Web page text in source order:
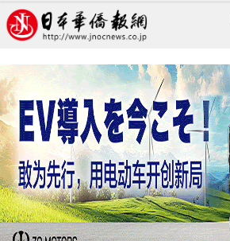
二十大报告明晰深化医改路线图
马海燕 特辑 学习天地
中国新闻网 2022/10/26 16:53:27